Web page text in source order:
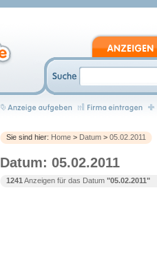
Sie sind hier: Home > Datum > 05.02.2011
Datum: 05.02.2011
1241 Anzeigen für das Datum "05.02.2011"